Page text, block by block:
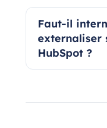
Faut-il
externaliser
HubSpot ?